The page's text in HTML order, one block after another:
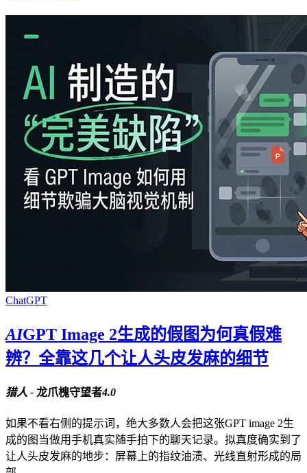
ChatGPT
AIGPT Image 2生成的假图为何真假难
辨？全靠这几个让人头皮发麻的细节
猎人 - 龙爪槐守望者4.0
如果不看右侧的提示词，绝大多数人会把这张GPT image 2生
成的图当做用手机真实随手拍下的聊天记录。拟真度确实到了
让人头皮发麻的地步：屏幕上的指纹油渍、光线直射形成的局